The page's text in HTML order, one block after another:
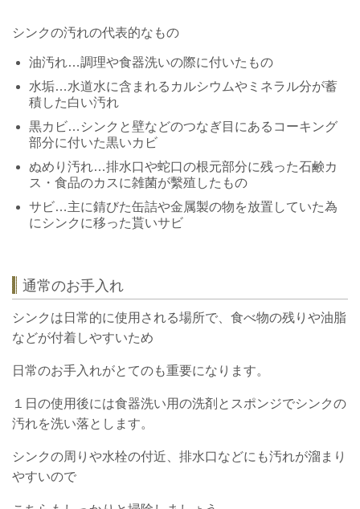
シンクの汚れの代表的なもの
油汚れ…調理や食器洗いの際に付いたもの
水垢…水道水に含まれるカルシウムやミネラル分が蓄
積した白い汚れ
黒カビ…シンクと壁などのつなぎ目にあるコーキング
部分に付いた黒いカビ
ぬめり汚れ…排水口や蛇口の根元部分に残った石鹸カ
ス・食品のカスに雑菌が繫殖したもの
サビ…主に錆びた缶詰や金属製の物を放置していた為
にシンクに移った貰いサビ
通常のお手入れ
シンクは日常的に使用される場所で、食べ物の残りや油脂
などが付着しやすいため
日常のお手入れがとてのも重要になります。
１日の使用後には食器洗い用の洗剤とスポンジでシンクの
汚れを洗い落とします。
シンクの周りや水栓の付近、排水口などにも汚れが溜まり
やすいので